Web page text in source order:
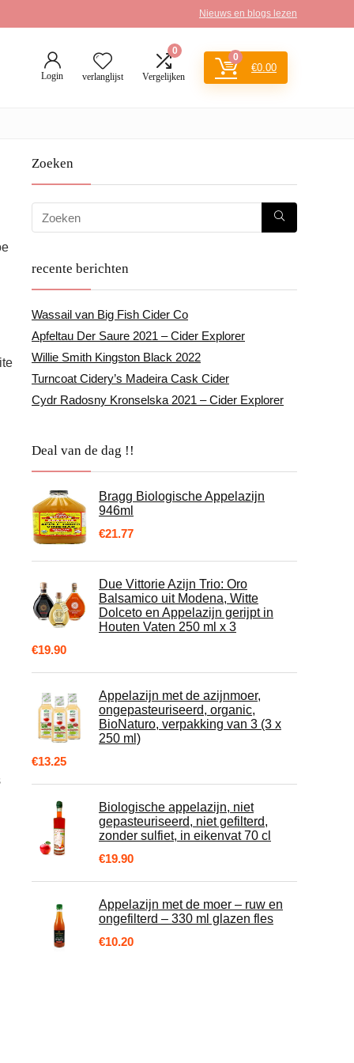
Nieuws en blogs lezen
Login verlanglijst
0
Vergelijken
0
€0.00
Zoeken
recente berichten
Wassail van Big Fish Cider Co
Apfeltau Der Saure 2021 – Cider Explorer
Willie Smith Kingston Black 2022
Turncoat Cidery’s Madeira Cask Cider
Cydr Radosny Kronselska 2021 – Cider Explorer
Deal van de dag !!
Bragg Biologische Appelazijn
946ml
€21.77
Due Vittorie Azijn Trio: Oro
Balsamico uit Modena, Witte
Dolceto en Appelazijn gerijpt in
Houten Vaten 250 ml x 3
€19.90
Appelazijn met de azijnmoer,
ongepasteuriseerd, organic,
BioNaturo, verpakking van 3 (3 x
250 ml)
€13.25
Biologische appelazijn, niet
gepasteuriseerd, niet gefilterd,
zonder sulfiet, in eikenvat 70 cl
€19.90
Appelazijn met de moer – ruw en
ongefilterd – 330 ml glazen fles
€10.20